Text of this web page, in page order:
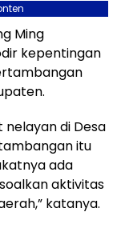
Ming
kepentingan
nelayan di Desa
itu
ada
aktivitas
katanya.